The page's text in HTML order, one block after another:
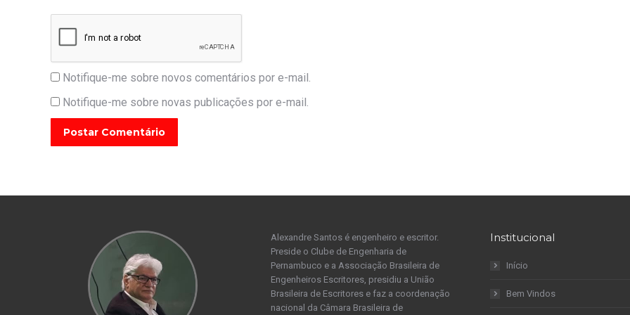
Notifique-me sobre novos comentários por e-mail.
Notifique-me sobre novas publicações por e-mail.
Postar Comentário
Alexandre Santos é engenheiro e escritor.
Preside o Clube de Engenharia de
Pernambuco e a Associação Brasileira de
Engenheiros Escritores, presidiu a União
Brasileira de Escritores e faz a coordenação
nacional da Câmara Brasileira de
Institucional
Início
Bem Vindos